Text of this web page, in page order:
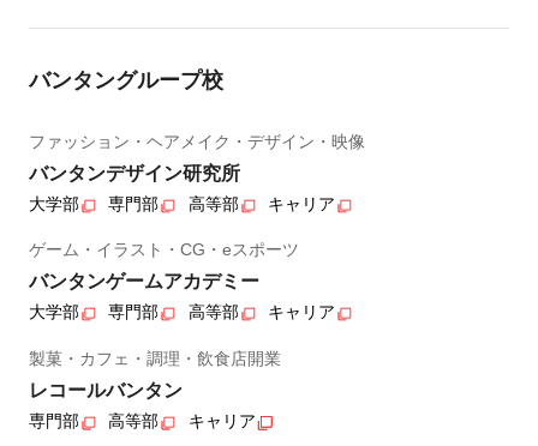
バンタングループ校
ファッション・ヘアメイク・デザイン・映像
バンタンデザイン研究所
大学部 専門部 高等部 キャリア
ゲーム・イラスト・CG・eスポーツ
バンタンゲームアカデミー
大学部 専門部 高等部 キャリア
製菓・カフェ・調理・飲食店開業
レコールバンタン
専門部 高等部 キャリア